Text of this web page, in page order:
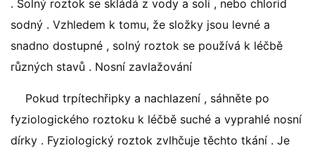
. Solný roztok se skládá z vody a soli , nebo chlorid
sodný . Vzhledem k tomu, že složky jsou levné a
snadno dostupné , solný roztok se používá k léčbě
různých stavů . Nosní zavlažování
Pokud trpítechřipky a nachlazení , sáhněte po
fyziologického roztoku k léčbě suché a vyprahlé nosní
dírky . Fyziologický roztok zvlhčuje těchto tkání . Je